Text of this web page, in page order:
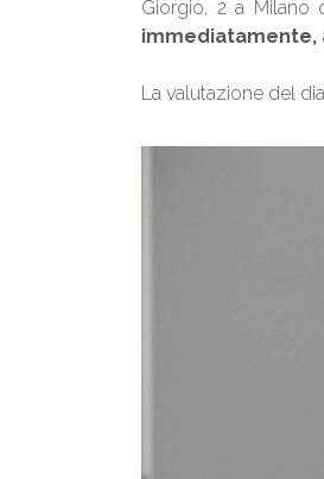
Giorgio, 2 a Milano
immediatamente,
La valutazione del